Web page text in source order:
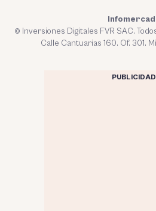
© Inversiones Digitales FVR SAC.
Calle Cantuarias 160. Of. 301.
PUBLICIDAD